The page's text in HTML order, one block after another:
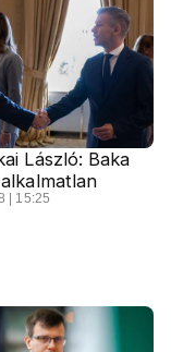
László: Baka
| 15:25